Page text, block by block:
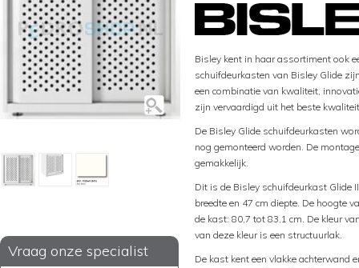
Vraag onze specialist
Bisley kent in haar assortiment ook
schuifdeurkasten van Bisley Glide
een combinatie van kwaliteit,
zijn vervaardigd uit het beste
De Bisley Glide schuifdeurkasten
nog gemonteerd worden. De
gemakkelijk.
Dit is de Bisley schuifdeurkast Glide
breedte en 47 cm diepte. De hoogte
de kast: 80,7 tot 83,1 cm. De kleur
van deze kleur is een structuurlak.
De kast kent een vlakke achterwand